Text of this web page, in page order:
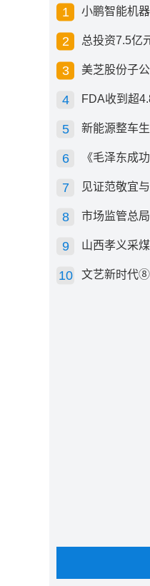
小鹏智能机器马
总投资7.5亿元
美芝股份子公司发出
FDA收到超4.8万份
新能源整车生产商
《毛泽东成
见证范敬宜
市场监管总局
山西孝义采
文艺新时代⑧｜“90后